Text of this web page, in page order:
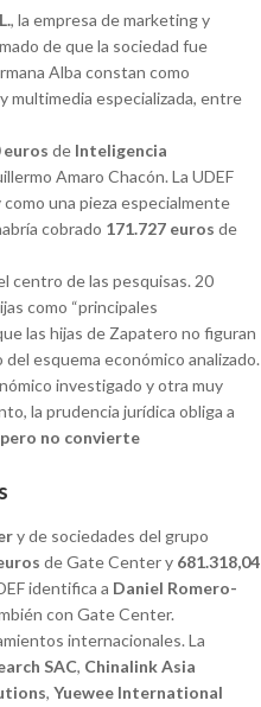
, la empresa de marketing y
de que la sociedad fue
Alba constan como
multimedia especializada, entre
euros de Inteligencia
Amaro Chacón. La UDEF
una pieza especialmente
cobrado 171.727 euros de
centro de las pesquisas. 20
como “principales
las hijas de Zapatero no figuran
esquema económico analizado.
investigado y otra muy
la prudencia jurídica obliga a
no convierte
y de sociedades del grupo
de Gate Center y 681.318,04
identifica a Daniel Romero-
con Gate Center.
internacionales. La
SAC, Chinalink Asia
, Yuewee International